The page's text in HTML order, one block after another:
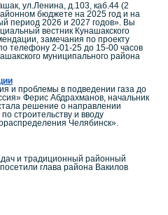
ул.Ленина, д.103, каб.44 (2
бюджете на 2025 год и на
период 2026 и 2027 годов». Вы
вестник Кунашакского
замечания по проекту
телефону 2-01-25 до 15-00 часов
муниципального района
и проблемы в подведении газа до
Ферис Абдрахманов, начальник
решение о направлении
строительству и вводу
Челябинск».
и традиционный районный
глава района Вакилов